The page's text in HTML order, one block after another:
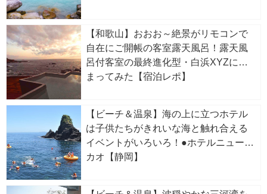
【和歌山】おおお～絶景がリモコンで
自在にご開帳の客室露天風呂！露天風
呂付客室の最終進化型・白浜XYZに泊
まってみた【宿泊レポ】
【ビーチ＆温泉】海の上に立つホテル
は子供たちがきれいな海と触れ合える
イベントがいろいろ！●ホテルニューア
カオ【静岡】